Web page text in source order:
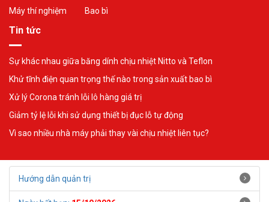
Máy thí nghiệm
Bao bì
Tin tức
Sự khác nhau giữa băng dính chịu nhiệt Nitto và Teflon
Khử tĩnh điện quan trọng thế nào trong sản xuất bao bì
Xử lý Corona tránh lỗi lô hàng giá trị
Giảm tỷ lệ lỗi khi sử dụng thiết bị đục lỗ tự động
Vì sao nhiều nhà máy phải thay vài chịu nhiệt liên tục?
Hướng dẫn quản trị